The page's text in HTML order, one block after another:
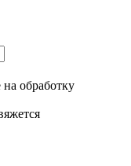
обработку